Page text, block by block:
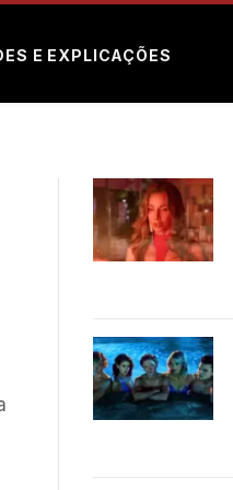
E EXPLICAÇÕES